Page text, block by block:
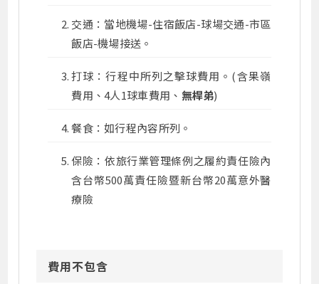
交通：當地機場-住宿飯店-球場交通-市區
飯店-機場接送。
打球：行程中所列之擊球費用。(含果嶺
費用、4人1球車費用、 無桿弟)
餐食：如行程內容所列。
保險：依旅行業管理條例之履約責任險內
含台幣500萬責任險暨新台幣20萬意外醫
療險
費用不包含